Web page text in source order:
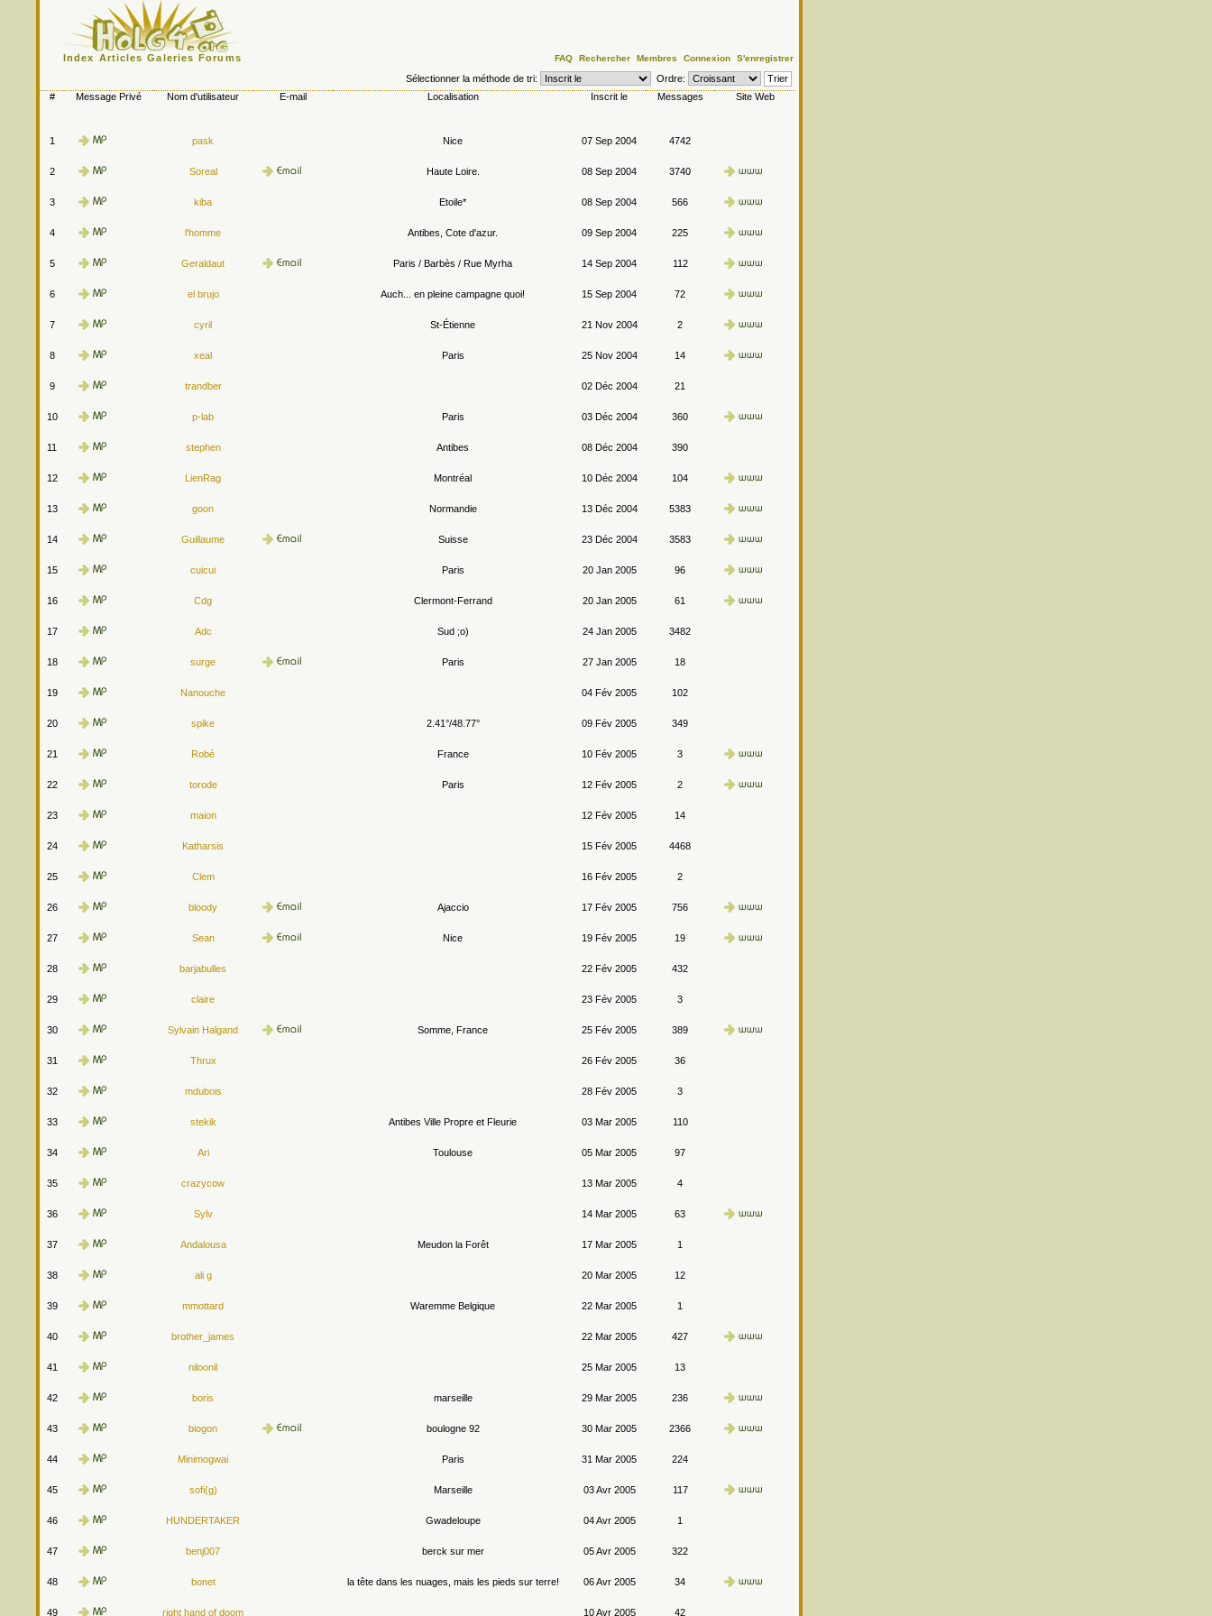
Index Articles Galeries Forums FAQ Rechercher Membres Connexion S'enregistrer
Sélectionner la méthode de tri:
Ordre:
#
Message Privé Nom d'utilisateur E-mail Localisation Inscrit le Messages Site Web
1 pask Nice 07 Sep 2004 4742
2 Soreal Haute Loire. 08 Sep 2004 3740
3 kiba Etoile* 08 Sep 2004 566
4 l'homme Antibes, Cote d'azur. 09 Sep 2004 225
5 Geraldaut Paris / Barbès / Rue Myrha 14 Sep 2004 112
6 el brujo Auch... en pleine campagne quoi! 15 Sep 2004 72
7 cyril St-Étienne 21 Nov 2004 2
8 xeal Paris 25 Nov 2004 14
9 trandber 02 Déc 2004 21
10 p-lab Paris 03 Déc 2004 360
11 stephen Antibes 08 Déc 2004 390
12 LienRag Montréal 10 Déc 2004 104
13 goon Normandie 13 Déc 2004 5383
14 Guillaume Suisse 23 Déc 2004 3583
15 cuicui Paris 20 Jan 2005 96
16 Cdg Clermont-Ferrand 20 Jan 2005 61
17 Adc Sud ;o) 24 Jan 2005 3482
18 surge Paris 27 Jan 2005 18
19 Nanouche 04 Fév 2005 102
20 spike 2.41°/48.77° 09 Fév 2005 349
21 Robé France 10 Fév 2005 3
22 torode Paris 12 Fév 2005 2
23 maion 12 Fév 2005 14
24 Katharsis 15 Fév 2005 4468
25 Clem 16 Fév 2005 2
26 bloody Ajaccio 17 Fév 2005 756
27 Sean Nice 19 Fév 2005 19
28 barjabulles 22 Fév 2005 432
29 claire 23 Fév 2005 3
30 Sylvain Halgand Somme, France 25 Fév 2005 389
31 Thrux 26 Fév 2005 36
32 mdubois 28 Fév 2005 3
33 stekik Antibes Ville Propre et Fleurie 03 Mar 2005 110
34 Ari Toulouse 05 Mar 2005 97
35 crazycow 13 Mar 2005 4
36 Sylv 14 Mar 2005 63
37 Andalousa Meudon la Forêt 17 Mar 2005 1
38 ali g 20 Mar 2005 12
39 mmottard Waremme Belgique 22 Mar 2005 1
40 brother_james 22 Mar 2005 427
41 niloonil 25 Mar 2005 13
42 boris marseille 29 Mar 2005 236
43 biogon boulogne 92 30 Mar 2005 2366
44 Minimogwai Paris 31 Mar 2005 224
45 sofi(g) Marseille 03 Avr 2005 117
46 HUNDERTAKER Gwadeloupe 04 Avr 2005 1
47 benj007 berck sur mer 05 Avr 2005 322
48 bonet la tête dans les nuages, mais les pieds sur terre! 06 Avr 2005 34
49 right hand of doom 10 Avr 2005 42